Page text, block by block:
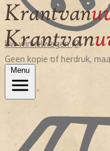
Uw winkelwagen (0)
Geen kopie of herdruk,
Menu